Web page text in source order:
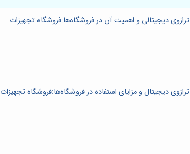
ترازوی دیجیتالی و اهمیت آن در فروشگاه‌ها:فروشگاه تجهیزات
ترازوی دیجیتال و مزایای استفاده در فروشگاه‌ها:فروشگاه تجهیزات